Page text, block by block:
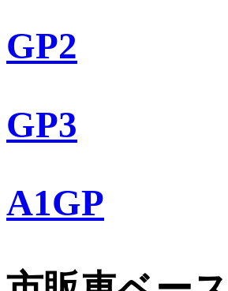
GP2
GP3
A1GP